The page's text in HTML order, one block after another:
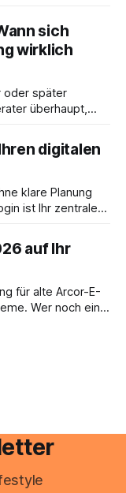
schwierige
Klinik bleiben –
außerklinische
Sie
sich
wirklich
oder später
überhaupt,
Steuersoftware
Veränderungen
meist
digitalen
klare Planung
ist Ihr zentraler
rund um
Leitfaden
Einstieg
auf Ihr
Wer noch eine
E-Mail & Cloud